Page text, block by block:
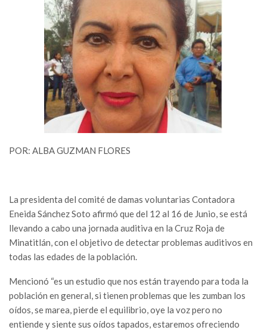
POR: ALBA GUZMAN FLORES
La presidenta del comité de damas voluntarias Contadora
Eneida Sánchez Soto afirmó que del 12 al 16 de Junio, se está
llevando a cabo una jornada auditiva en la Cruz Roja de
Minatitlán, con el objetivo de detectar problemas auditivos en
todas las edades de la población.
Mencionó “es un estudio que nos están trayendo para toda la
población en general, si tienen problemas que les zumban los
oídos, se marea, pierde el equilibrio, oye la voz pero no
entiende y siente sus oídos tapados, estaremos ofreciendo